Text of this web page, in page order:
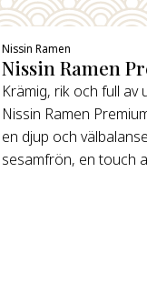
Nissin Ramen
Nissin Ramen
Krämig, rik och full av
Nissin Ramen
en djup och
sesamfrön, en touch